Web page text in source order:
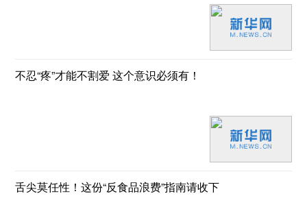
不忍“疼”才能不割爱 这个意识必须有！
舌尖莫任性！这份“反食品浪费”指南请收下